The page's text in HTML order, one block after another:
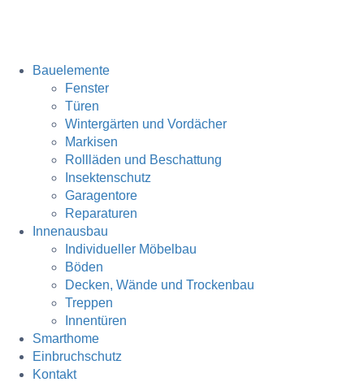
Bauelemente
Fenster
Türen
Wintergärten und Vordächer
Markisen
Rollläden und Beschattung
Insektenschutz
Garagentore
Reparaturen
Innenausbau
Individueller Möbelbau
Böden
Decken, Wände und Trockenbau
Treppen
Innentüren
Smarthome
Einbruchschutz
Kontakt